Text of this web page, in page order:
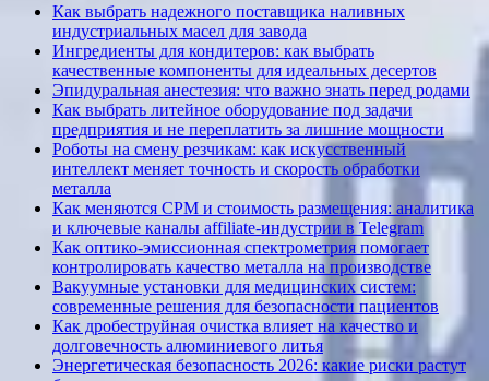
Как выбрать надежного поставщика наливных
индустриальных масел для завода
Ингредиенты для кондитеров: как выбрать
качественные компоненты для идеальных десертов
Эпидуральная анестезия: что важно знать перед родами
Как выбрать литейное оборудование под задачи
предприятия и не переплатить за лишние мощности
Роботы на смену резчикам: как искусственный
интеллект меняет точность и скорость обработки
металла
Как меняются CPM и стоимость размещения: аналитика
и ключевые каналы affiliate-индустрии в Telegram
Как оптико-эмиссионная спектрометрия помогает
контролировать качество металла на производстве
Вакуумные установки для медицинских систем:
современные решения для безопасности пациентов
Как дробеструйная очистка влияет на качество и
долговечность алюминиевого литья
Энергетическая безопасность 2026: какие риски растут